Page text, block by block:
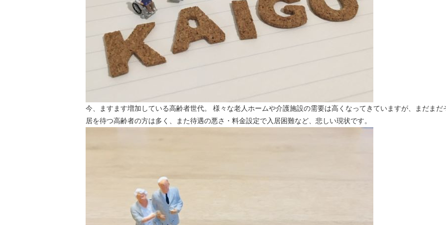
今、ますます増加している高齢者世代。 様々な老人ホームや介護施設の需要は高くなってきていますが、まだまだ
居を待つ高齢者の方は多く、また待遇の悪さ・料金設定で入居困難など、悲しい現状です。